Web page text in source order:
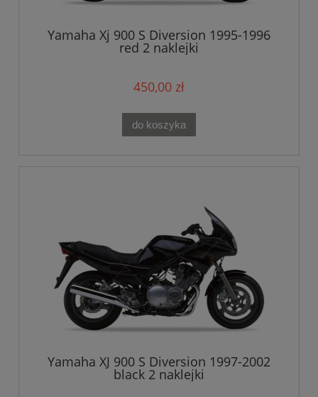
Yamaha Xj 900 S Diversion 1995-1996
red 2 naklejki
450,00 zł
do koszyka
Yamaha XJ 900 S Diversion 1997-2002
black 2 naklejki